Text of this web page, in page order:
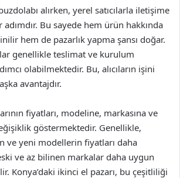
alırken, yerel satıcılarla iletişime
Bu sayede hem ürün hakkında
hem de pazarlık yapma şansı doğar.
genellikle teslimat ve kurulum
olabilmektedir. Bu, alıcıların işini
avantajdır.
fiyatları, modeline, markasına ve
göstermektedir. Genellikle,
ve yeni modellerin fiyatları daha
ve az bilinen markalar daha uygun
Konya’daki ikinci el pazarı, bu çeşitliliği